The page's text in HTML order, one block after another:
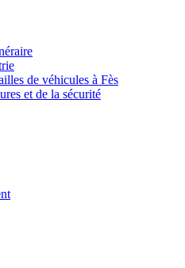
de véhicules à Fès
et de la sécurité